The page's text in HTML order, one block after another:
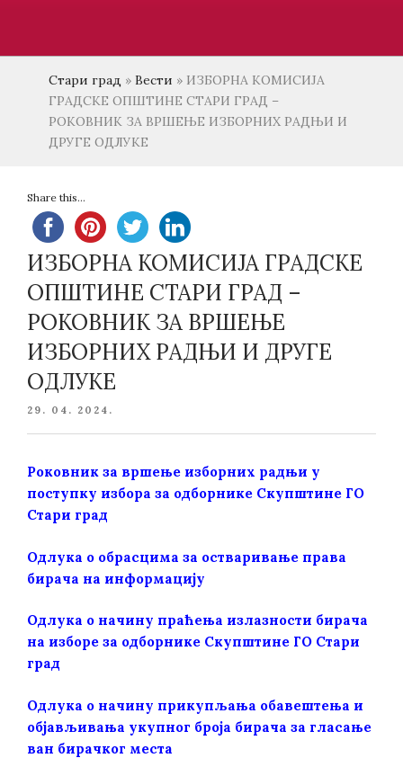
Стари град » Вести » ИЗБОРНА КОМИСИЈА
ГРАДСКЕ ОПШТИНЕ СТАРИ ГРАД –
РОКОВНИК ЗА ВРШЕЊЕ ИЗБОРНИХ РАДЊИ И
ДРУГЕ ОДЛУКЕ
Share this...
ИЗБОРНА КОМИСИЈА ГРАДСКЕ
ОПШТИНЕ СТАРИ ГРАД –
РОКОВНИК ЗА ВРШЕЊЕ
ИЗБОРНИХ РАДЊИ И ДРУГЕ
ОДЛУКЕ
POSTED
29. 04. 2024.
Роковник за вршење изборних радњи у
поступку избора за одборнике Скупштине ГО
Стари град
Одлука о обрасцима за остваривање права
бирача на информацију
Одлука o нaчину праћења излазности бирача
на изборе за одборнике Скупштине ГО Стари
град
Одлука о начину прикупљања обавештења и
објављивања укупног броја бирача за гласање
ван бирачког места